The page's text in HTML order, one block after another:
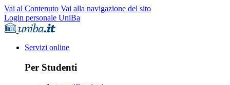
Vai al Contenuto Vai alla navigazione del sito
Login personale UniBa
Servizi online
Per Studenti